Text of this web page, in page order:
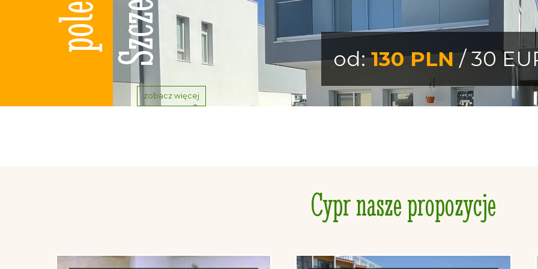
od:130 PLN/ 30
zobacz więcej
Cypr nasze propozycje